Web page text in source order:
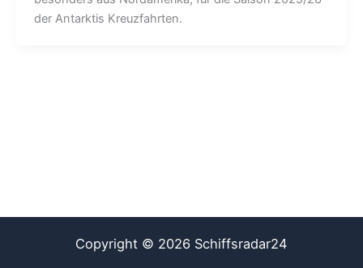
der Antarktis Kreuzfahrten.
Copyright © 2026 Schiffsradar24